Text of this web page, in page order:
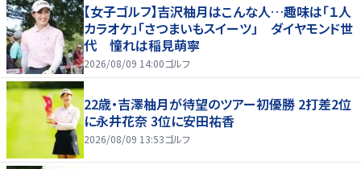
【女子ゴルフ】吉沢柚月はこんな人…趣味は「１人
カラオケ」「さつまいもスイーツ」 ダイヤモンド世
代 憧れは稲見萌寧
2026/08/09 14:00ゴルフ
22歳・吉澤柚月が待望のツアー初優勝 2打差2位
に永井花奈 3位に安田祐香
2026/08/09 13:53ゴルフ